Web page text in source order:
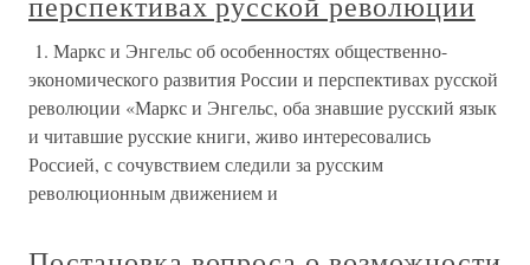
1. Маркс и Энгельс об особенностях общественно-
экономического развития России и перспективах русской
революции «Маркс и Энгельс, оба знавшие русский язык
и читавшие русские книги, живо интересовались
Россией, с сочувствием следили за русским
революционным движением и